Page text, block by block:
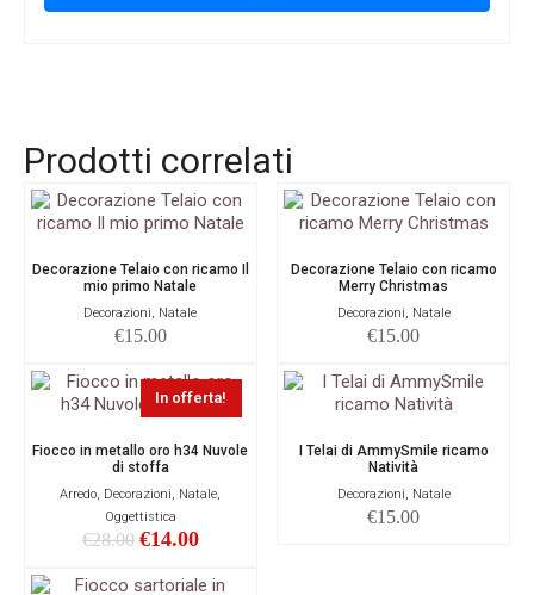
Prodotti correlati
Decorazione Telaio con ricamo Il
mio primo Natale
Decorazioni, Natale
€15.00
Decorazione Telaio con ricamo
Merry Christmas
Decorazioni, Natale
€15.00
In offerta!
Fiocco in metallo oro h34 Nuvole
di stoffa
Arredo, Decorazioni, Natale,
Oggettistica
€28.00 €14.00
I Telai di AmmySmile ricamo
Natività
Decorazioni, Natale
€15.00